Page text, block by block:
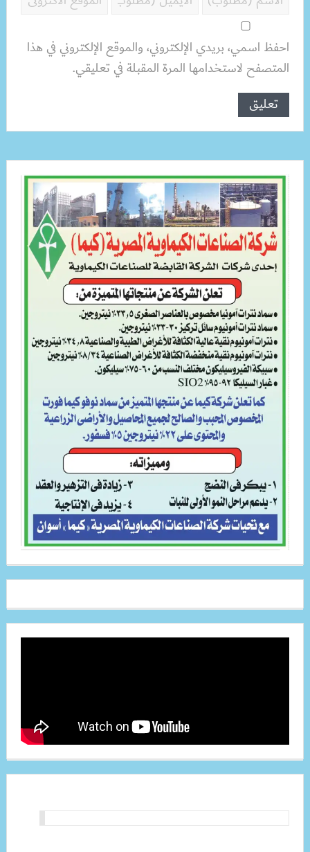
احفظ اسمي، بريدي الإلكتروني، والموقع الإلكتروني في هذا
المتصفح لاستخدامها المرة المقبلة في تعليقي.